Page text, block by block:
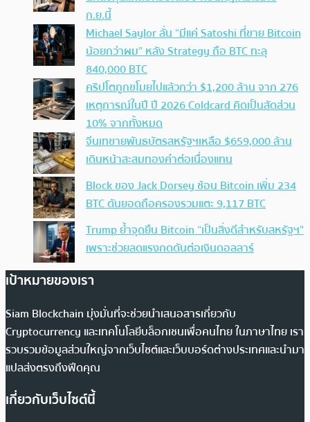
ก.ย.นี้
Michael Saylor ลั่น “มีแค่ Satoshi ที่ขาย Bitcoin
น้อยกว่าผม” หลัง Strategy ถือ BTC ทะลุ
840,000 BTC
คริปโตถูกขโมยไปแล้วกว่า $1,200 ล้าน จาก 276
เหตุการณ์ในปี ปี 2026 Coldcard คิดเป็นสัดส่วน
10% จากทั้งหมด
จีนเทขายพันธบัตรสหรัฐฯเหลือ $659,000 ล้าน
เดินหน้าสะสมทองคำต่อเนื่องแทน
Block ของ Jack Dorsey ช้อน Bitcoin เพิ่ม 234
BTC ดันยอดถือครองรวมแตะ 9,117 BTC
Trump ย้ำจุดยืน Bitcoin “เป็นสิ่งดีสำหรับสหรัฐฯ”
เพราะช่วยลดแรงกดดันต่อเงินดอลลาร์
เป้าหมายของเรา
Siam Blockchain มุ่งมั่นที่จะช่วยนำเสนอสารเกี่ยวกับ
Cryptocurrency และเทคโนโลยีบล็อกเชนเพื่อคนไทย ในภาษาไทย เรา
รวบรวมข้อมูลส่วนใหญ่จากเว็บไซต์และเว็บบอร์ดต่างประเทศและนำมา
แปลส่งตรงถึงฟีดคุณ
เกี่ยวกับเว็บไซต์นี้